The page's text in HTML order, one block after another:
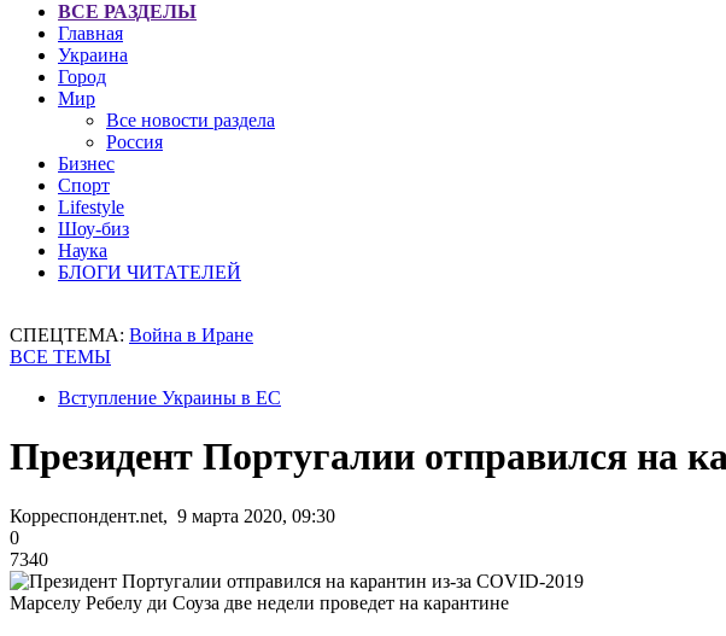
ВСЕ РАЗДЕЛЫ
Главная
Украина
Город
Мир
Все новости раздела
Россия
Бизнес
Спорт
Lifestyle
Шоу-биз
Наука
БЛОГИ ЧИТАТЕЛЕЙ
СПЕЦТЕМА: Война в Иране
ВСЕ ТЕМЫ
Вступление Украины в ЕС
Президент Португалии отправился на
Корреспондент.net, 9 марта 2020, 09:30
0
7340
Марселу Ребелу ди Соуза две недели проведет на карантине